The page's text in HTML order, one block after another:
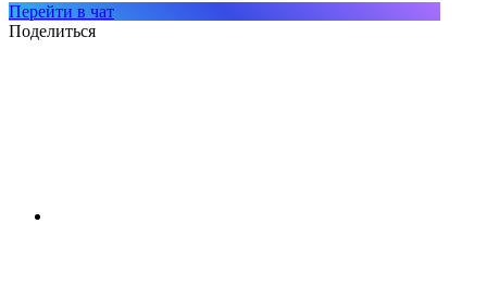
Перейти в чат
Поделиться